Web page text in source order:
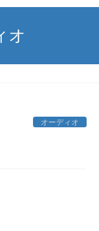
オ
オーディオ